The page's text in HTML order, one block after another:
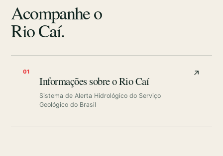
Acompanhe o
Rio Caí.
01
Informações sobre o Rio Caí
Sistema de Alerta Hidrológico do Serviço
Geológico do Brasil
↗